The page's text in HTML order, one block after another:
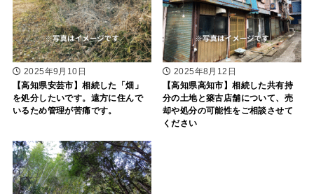
2025年9月10日
【高知県安芸市】相続した「畑」
を処分したいです。遠方に住んで
いるため管理が苦痛です。
2025年8月12日
【高知県高知市】相続した共有持
分の土地と築古店舗について、売
却や処分の可能性をご相談させて
ください